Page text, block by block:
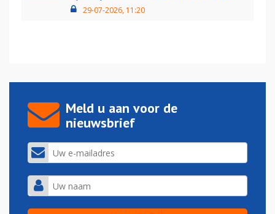
29-07-2026, 11:20
Meld u aan voor de
nieuwsbrief